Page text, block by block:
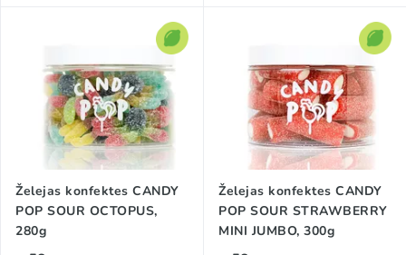
Želejas konfektes CANDY
POP SOUR OCTOPUS,
280g
Želejas konfektes CANDY
POP SOUR STRAWBERRY
MINI JUMBO, 300g